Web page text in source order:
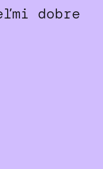
dobre